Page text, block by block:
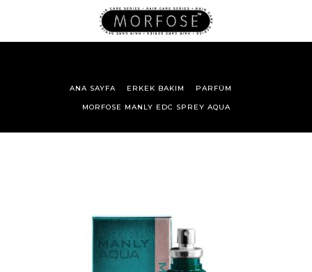
ANA SAYFA ERKEK BAKIM PARFÜM
MORFOSE MANLY EDC SPREY AQUA